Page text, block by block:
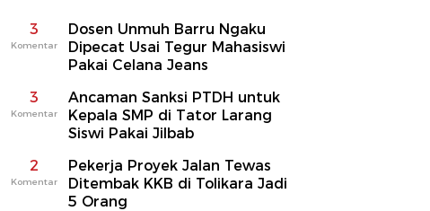
3
Komentar
Dosen Unmuh Barru Ngaku
Dipecat Usai Tegur Mahasiswi
Pakai Celana Jeans
3
Komentar
Ancaman Sanksi PTDH untuk
Kepala SMP di Tator Larang
Siswi Pakai Jilbab
2
Komentar
Pekerja Proyek Jalan Tewas
Ditembak KKB di Tolikara Jadi
5 Orang